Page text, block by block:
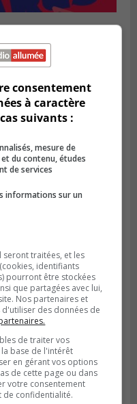
à Saint-
son aide
Partage
consentement
à caractère
suivants :
mesure de
du contenu, études
de services
informations sur un
seront traitées, et les
identifiants
pourront être stockées
que partagées avec lui,
Nos partenaires et
des données de
de traiter vos
base de l'intérêt
en gérant vos options
de cette page ou dans
votre consentement
de confidentialité.